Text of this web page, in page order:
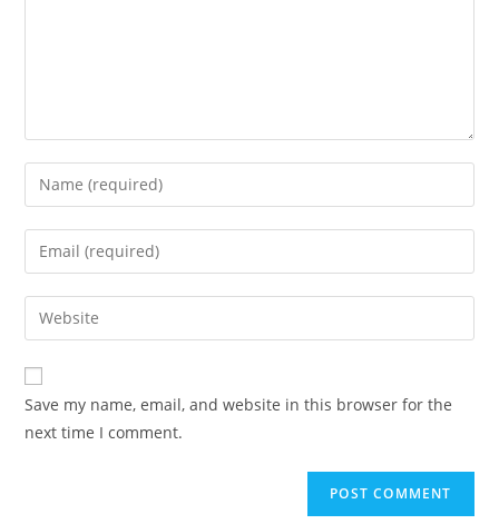
Enter
your
name
comment
Enter
your
email
address
comment
Enter
your
website
URL
(optional)
Save my name, email, and website in this browser for the
next time I comment.